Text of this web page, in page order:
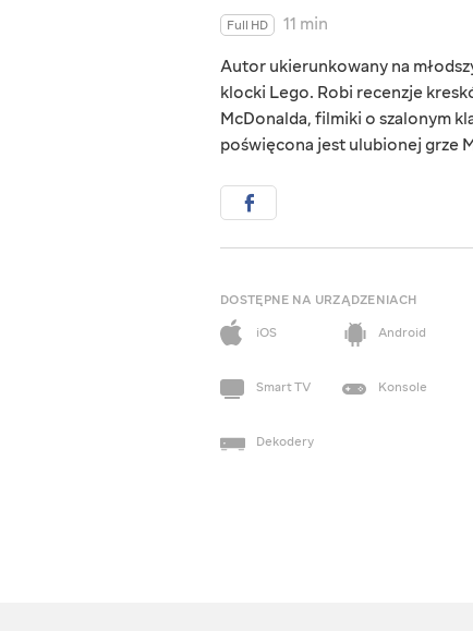
Full HD
11 min
Autor ukierunkowany na
klocki Lego. Robi recenzje
McDonalda, filmiki o szalonym
poświęcona jest ulubionej grze
DOSTĘPNE NA URZĄDZENIACH
iOS
Android
Smart TV Konsole
Dekodery